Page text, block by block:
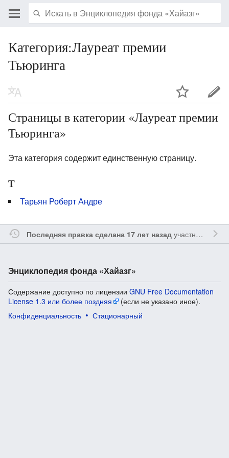
Категория:Лауреат премии
Тьюринга
Страницы в категории «Лауреат премии
Тьюринга»
Эта категория содержит единственную страницу.
Т
Тарьян Роберт Андре
Последняя правка сделана 17 лет назадучастником
Энциклопедия фонда «Хайазг»
Содержание доступно по лицензии GNU Free Documentation
License 1.3 или более поздняя
(если не указано иное).
Конфиденциальность
Стационарный